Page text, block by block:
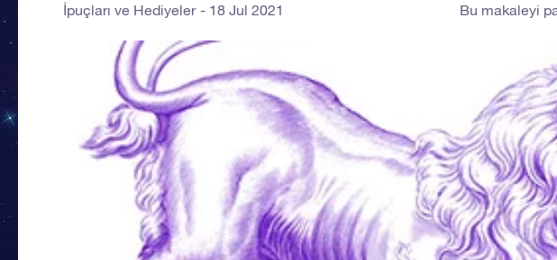
İpuçları ve Hediyeler 18 Jul 2021 Bu makaleyi